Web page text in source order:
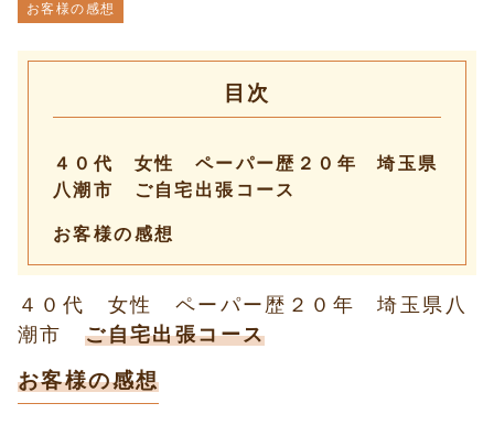
お客様の感想
目次
４０代 女性 ペーパー歴２０年 埼玉県
八潮市 ご自宅出張コース
お客様の感想
４０代 女性 ペーパー歴２０年 埼玉県八
潮市ご自宅出張コース
お客様の感想